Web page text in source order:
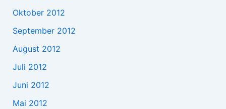
Oktober 2012
September 2012
August 2012
Juli 2012
Juni 2012
Mai 2012